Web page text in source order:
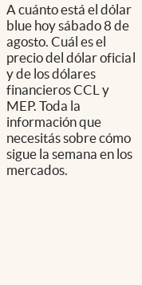
A cuánto está el dólar
blue hoy sábado 8 de
agosto. Cuál es el
precio del dólar oficial
y de los dólares
financieros CCL y
MEP. Toda la
información que
necesitás sobre cómo
sigue la semana en los
mercados.